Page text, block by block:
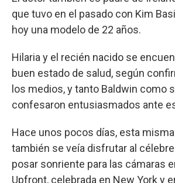
que tuvo en el pasado con Kim
hoy una modelo de 22 años.
Hilaria y el recién nacido se
buen estado de salud, según
los medios, y tanto Baldwin como
confesaron entusiasmados ante
Hace unos pocos días, esta
también se veía disfrutar al
posar sonriente para las cámaras
Upfront, celebrada en New York y